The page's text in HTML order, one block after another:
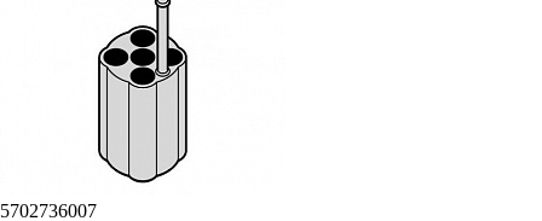
5702736007